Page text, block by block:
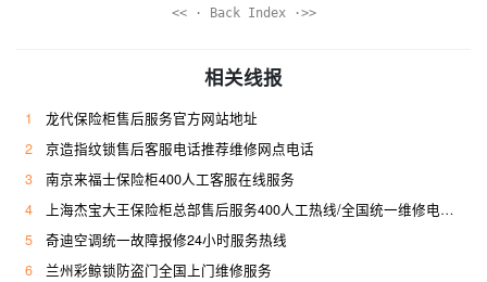
<< · Back Index ·>>
相关线报
1
龙代保险柜售后服务官方网站地址
2
京造指纹锁售后客服电话推荐维修网点电话
3
南京来福士保险柜400人工客服在线服务
4
上海杰宝大王保险柜总部售后服务400人工热线/全国统一维修电话是多少
5
奇迪空调统一故障报修24小时服务热线
6
兰州彩鲸锁防盗门全国上门维修服务